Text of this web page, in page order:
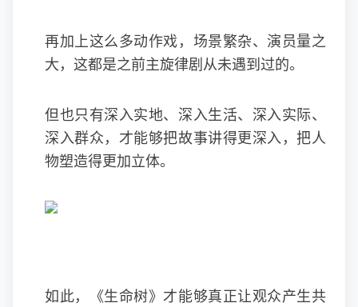
再加上这么多动作戏，场景繁杂、演员量之
大，这都是之前主旋律剧从未遇到过的。
但也只有深入实地、深入生活、深入实际、
深入群众，才能够把故事讲得更深入，把人
物塑造得更加立体。
如此，《生命树》才能够真正让观众产生共